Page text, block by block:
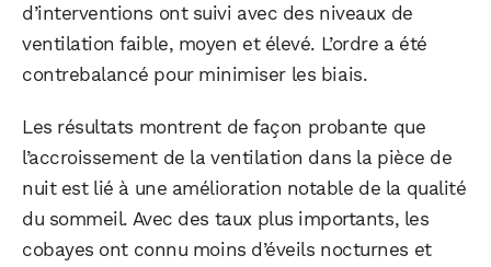
d’interventions ont suivi avec des niveaux de
ventilation faible, moyen et élevé. L’ordre a été
contrebalancé pour minimiser les biais.
Les résultats montrent de façon probante que
l’accroissement de la ventilation dans la pièce de
nuit est lié à une amélioration notable de la qualité
du sommeil. Avec des taux plus importants, les
cobayes ont connu moins d’éveils nocturnes et
WhatsApp Email